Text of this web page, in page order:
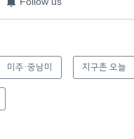
미주·중남미 지구촌 오늘